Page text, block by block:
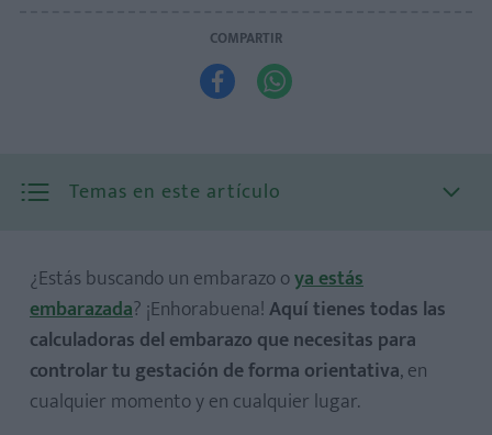
COMPARTIR
 
Temas en este artículo
¿Estás buscando un embarazo oya estás
embarazada? ¡Enhorabuena!Aquí tienes todas las
calculadoras del embarazo que necesitas para
controlar tu gestación de forma orientativa, en
cualquier momento y en cualquier lugar.